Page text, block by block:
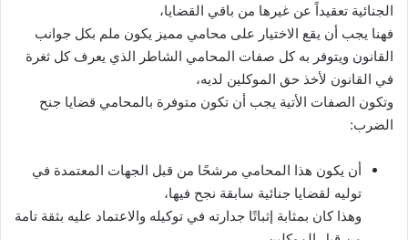
الجنائية تعقيداً عن غيرها من باقي القضايا،
فهنا يجب أن يقع الاختيار على محامي مميز يكون ملم بكل جوانب
القانون ويتوفر به كل صفات المحامي الشاطر الذي يعرف كل ثغرة
في القانون لأخذ حق الموكلين لديه،
وتكون الصفات الأتية يجب أن تكون متوفرة بالمحامي قضايا جنح
الضرب:
أن يكون هذا المحامي مرشحًا من قبل الجهات المعتمدة في
توليه لقضايا جنائية سابقة نجح فيها،
وهذا كان بمثابة إثباتًا جدارته في توكيله والاعتماد عليه بثقة تامة